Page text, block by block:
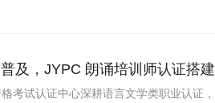
及，JYPC 朗诵培训师认证搭
考试认证中心深耕语言文学类职业认证